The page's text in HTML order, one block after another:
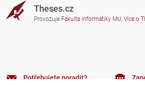
Theses.cz
Provozuje Fakulta informatiky MU, Více o
Potřebujete poradit?